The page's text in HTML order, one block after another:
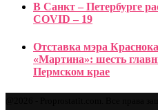
В Санкт – Петербурге
COVID – 19
Отставка мэра
«Мартина»: шесть
Пермском крае